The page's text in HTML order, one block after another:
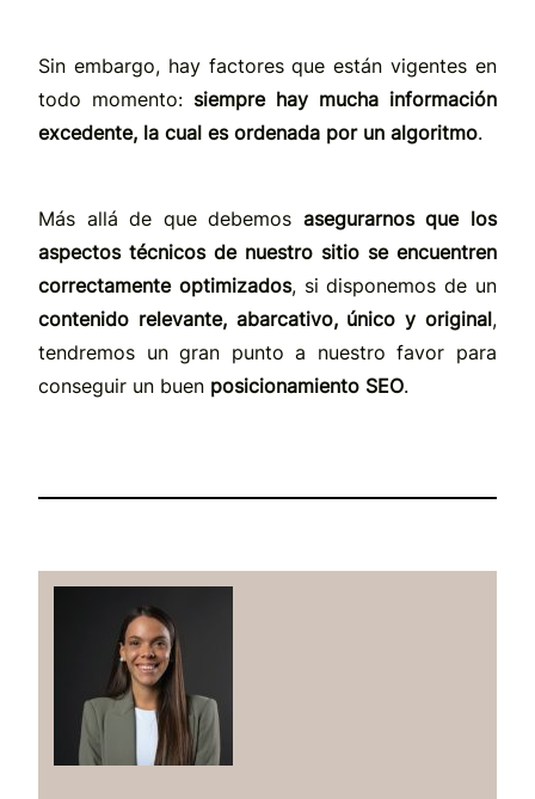
Sin embargo, hay factores que están vigentes en
todo momento: siempre hay mucha información
excedente, la cual es ordenada por un algoritmo.
Más allá de que debemos asegurarnos que los
aspectos técnicos de nuestro sitio se encuentren
correctamente optimizados, si disponemos de un
contenido relevante, abarcativo, único y original,
tendremos un gran punto a nuestro favor para
conseguir un buen posicionamiento SEO.